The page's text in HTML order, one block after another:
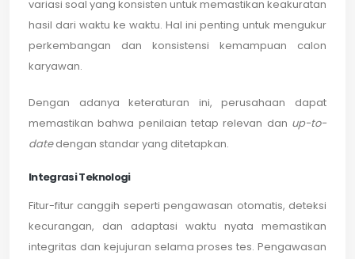
variasi soal yang konsisten untuk memastikan keakuratan
hasil dari waktu ke waktu. Hal ini penting untuk mengukur
perkembangan dan konsistensi kemampuan calon
karyawan.
Dengan adanya keteraturan ini, perusahaan dapat
memastikan bahwa penilaian tetap relevan dan up-to-
datedengan standar yang ditetapkan.
Integrasi Teknologi
Fitur-fitur canggih seperti pengawasan otomatis, deteksi
kecurangan, dan adaptasi waktu nyata memastikan
integritas dan kejujuran selama proses tes. Pengawasan